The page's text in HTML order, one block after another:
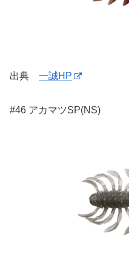
出典 一誠HP
#46 アカマツSP(NS)